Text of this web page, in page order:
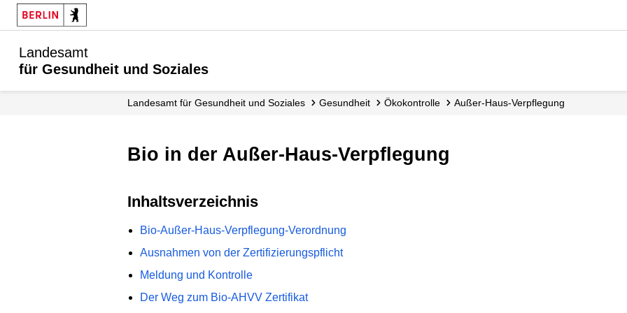
Landesamt
für Gesundheit und Soziales
Landesamt für Gesundheit und Soziales Gesundheit Ökokontrolle Außer-Haus-Verpflegung
Bio in der Außer-Haus-Verpflegung
Inhaltsverzeichnis
Bio-Außer-Haus-Verpflegung-Verordnung
Ausnahmen von der Zertifizierungspflicht
Meldung und Kontrolle
Der Weg zum Bio-AHVV Zertifikat